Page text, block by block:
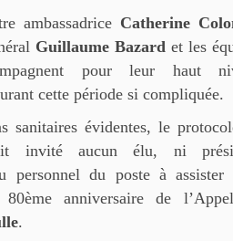
ambassadrice Catherine
Guillaume Bazard et les
pour leur haut
cette période si compliquée.
sanitaires évidentes, le
invité aucun élu, ni
personnel du poste à
anniversaire de
.